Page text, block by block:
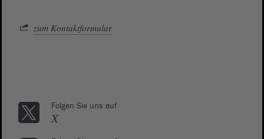
zum Kontaktformular
Folgen Sie uns auf
X